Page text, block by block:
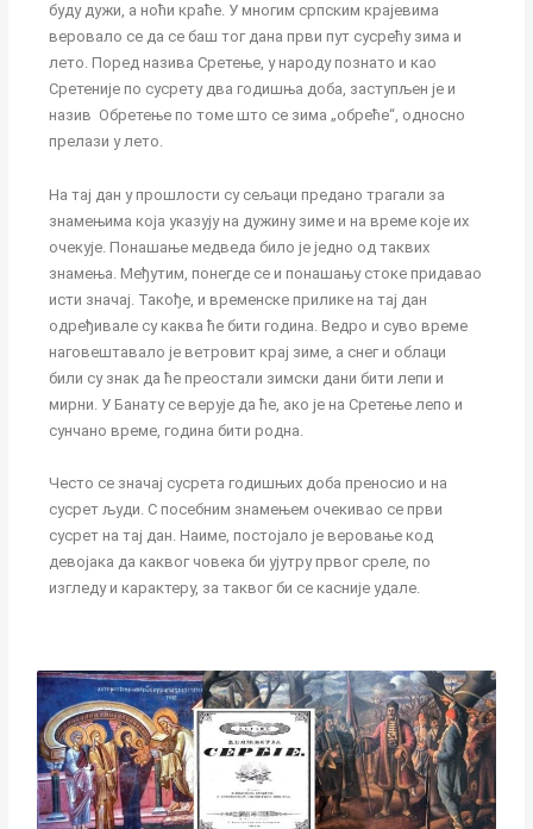
буду дужи, а ноћи краће. У многим српским крајевима
веровало се да се баш тог дана први пут сусрећу зима и
лето. Поред назива Сретење, у народу познато и као
Сретеније по сусрету два годишња доба, заступљен је и
назив Обретење по томе што се зима „обреће“, односно
прелази у лето.
На тај дан у прошлости су сељаци предано трагали за
знамењима која указују на дужину зиме и на време које их
очекује. Понашање медведа било је једно од таквих
знамења. Међутим, понегде се и понашању стоке придавао
исти значај. Такође, и временске прилике на тај дан
одређивале су каква ће бити година. Ведро и суво време
наговештавало је ветровит крај зиме, а снег и облаци
били су знак да ће преостали зимски дани бити лепи и
мирни. У Банату се верује да ће, ако је на Сретење лепо и
сунчано време, година бити родна.
Често се значај сусрета годишњих доба преносио и на
сусрет људи. С посебним знамењем очекивао се први
сусрет на тај дан. Наиме, постојало је веровање код
девојака да каквог човека би ујутру првог среле, по
изгледу и карактеру, за таквог би се касније удале.